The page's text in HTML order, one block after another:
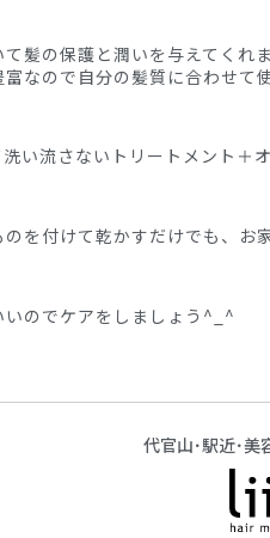
髪の保護と潤いを与えてく
なので自分の髪質に合わせ
い流さないトリートメント＋
を付けて乾かすだけでも、お
のでケアをしましょう^_^
代官山･駅近･美